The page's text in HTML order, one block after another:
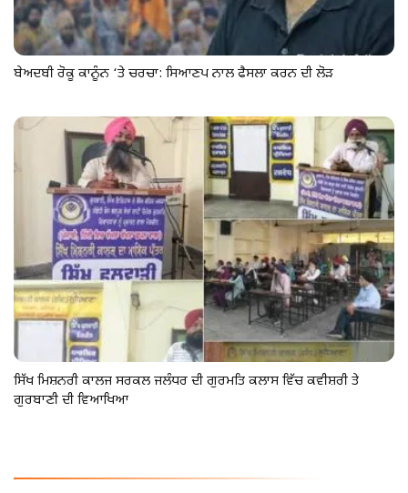
ਬੇਅਦਬੀ ਰੋਕੂ ਕਾਨੂੰਨ ‘ਤੇ ਚਰਚਾ: ਸਿਆਣਪ ਨਾਲ ਫੈਸਲਾ ਕਰਨ ਦੀ ਲੋੜ
ਸਿੱਖ ਮਿਸ਼ਨਰੀ ਕਾਲਜ ਸਰਕਲ ਜਲੰਧਰ ਦੀ ਗੁਰਮਤਿ ਕਲਾਸ ਵਿੱਚ ਕਵੀਸ਼ਰੀ ਤੇ
ਗੁਰਬਾਣੀ ਦੀ ਵਿਆਖਿਆ